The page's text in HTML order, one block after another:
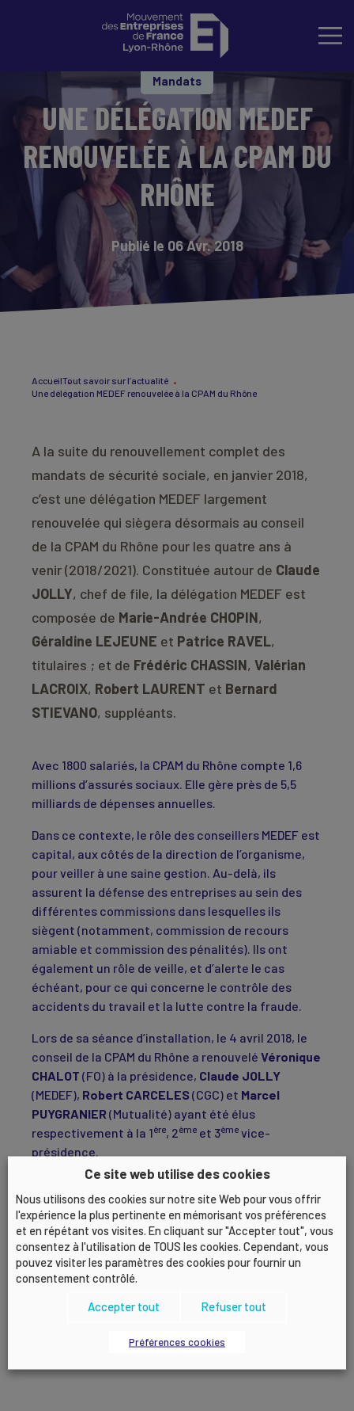
Mandats
UNE DÉLÉGATION MEDEF
RENOUVELÉE À LA CPAM DU
RHÔNE
Publié le 06 Avr. 2018
AccueilTout savoir sur l’actualité
Une délégation MEDEF renouvelée à la CPAM du Rhône
A la suite du renouvellement complet des
mandats de sécurité sociale, en janvier 2018,
c’est une délégation MEDEF largement
renouvelée qui siègera désormais au conseil
de la CPAM du Rhône pour les quatre ans à
venir (2018/2021). Constituée autour de Claude
JOLLY, chef de file, la délégation MEDEF est
composée de Marie-Andrée CHOPIN,
Géraldine LEJEUNE et Patrice RAVEL,
titulaires ; et de Frédéric CHASSIN, Valérian
LACROIX, Robert LAURENT et Bernard
STIEVANO, suppléants.
Avec 1800 salariés, la CPAM du Rhône compte 1,6
millions d’assurés sociaux. Elle gère près de 5,5
milliards de dépenses annuelles.
Dans ce contexte, le rôle des conseillers MEDEF est
capital, aux côtés de la direction de l’organisme,
pour veiller à une saine gestion. Au-delà, ils
assurent la défense des entreprises au sein des
différentes commissions dans lesquelles ils
siègent (notamment, commission de recours
amiable et commission des pénalités). Ils ont
également un rôle de veille, et d’alerte le cas
échéant, pour ce qui concerne le contrôle des
accidents du travail et la lutte contre la fraude.
Lors de sa séance d’installation, le 4 avril 2018, le
conseil de la CPAM du Rhône a renouvelé Véronique
CHALOT (FO) à la présidence, Claude JOLLY
(MEDEF), Robert CARCELES (CGC) et Marcel
PUYGRANIER(Mutualité) ayant été élus
respectivement à la 1ère, 2ème et 3ème vice-
présidence.
Au nom de tous ses membres, le MEDEF Lyon-
Rhône tient à remercier les conseillers MEDEF à la
CPAM du Rhône pour leur contribution bénévole à
cette mission d’intérêt général.
La délégation MEDEF au CA de la CPAM du Rhône :
De gauche à droite : Frédéric CHASSIN, Patrice
Géraldine LEJEUNE, Bernard STIEVANO, Valérian
Ce site web utilise des cookies
Nous utilisons des cookies sur notre site Web pour vous offrir
l'expérience la plus pertinente en mémorisant vos préférences
et en répétant vos visites. En cliquant sur "Accepter tout", vous
consentez à l'utilisation de TOUS les cookies. Cependant, vous
pouvez visiter les paramètres des cookies pour fournir un
consentement contrôlé.
Accepter tout Refuser tout
Préférences cookies